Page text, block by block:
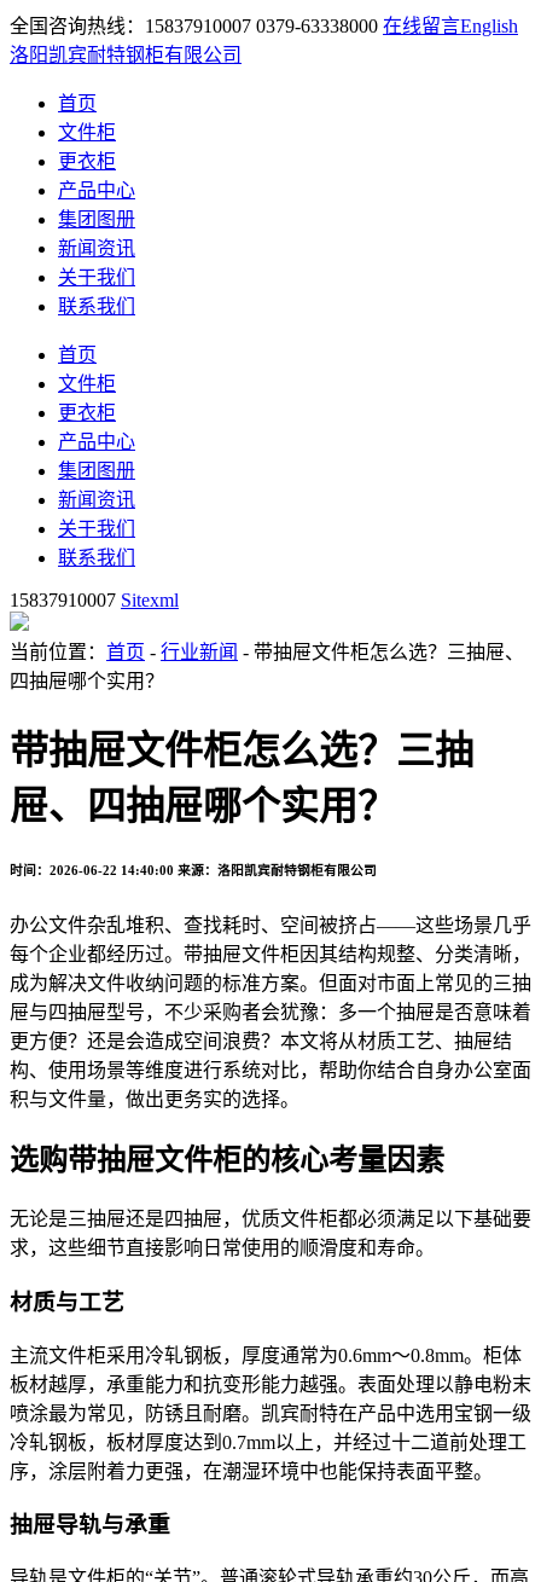
全国咨询热线：15837910007 0379-63338000 在线留言English
洛阳凯宾耐特钢柜有限公司
首页
文件柜
更衣柜
产品中心
集团图册
新闻资讯
关于我们
联系我们
首页
文件柜
更衣柜
产品中心
集团图册
新闻资讯
关于我们
联系我们
15837910007 Sitexml
当前位置： 首页 - 行业新闻 - 带抽屉文件柜怎么选？三抽屉、
四抽屉哪个实用？
带抽屉文件柜怎么选？三抽
屉、四抽屉哪个实用？
时间：2026-06-22 14:40:00 来源：洛阳凯宾耐特钢柜有限公司
办公文件杂乱堆积、查找耗时、空间被挤占——这些场景几乎
每个企业都经历过。带抽屉文件柜因其结构规整、分类清晰，
成为解决文件收纳问题的标准方案。但面对市面上常见的三抽
屉与四抽屉型号，不少采购者会犹豫：多一个抽屉是否意味着
更方便？还是会造成空间浪费？本文将从材质工艺、抽屉结
构、使用场景等维度进行系统对比，帮助你结合自身办公室面
积与文件量，做出更务实的选择。
选购带抽屉文件柜的核心考量因素
无论是三抽屉还是四抽屉，优质文件柜都必须满足以下基础要
求，这些细节直接影响日常使用的顺滑度和寿命。
材质与工艺
主流文件柜采用冷轧钢板，厚度通常为0.6mm～0.8mm。柜体
板材越厚，承重能力和抗变形能力越强。表面处理以静电粉末
喷涂最为常见，防锈且耐磨。凯宾耐特在产品中选用宝钢一级
冷轧钢板，板材厚度达到0.7mm以上，并经过十二道前处理工
序，涂层附着力更强，在潮湿环境中也能保持表面平整。
抽屉导轨与承重
导轨是文件柜的“关节”。普通滚轮式导轨承重约30公斤，而高